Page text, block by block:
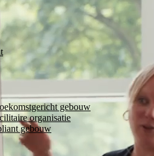
gebouw
organisatie
gebouw